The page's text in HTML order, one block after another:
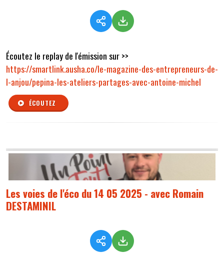
Écoutez le replay de l'émission sur >>
https://smartlink.ausha.co/le-magazine-des-entrepreneurs-de-
l-anjou/pepina-les-ateliers-partages-avec-antoine-michel
ÉCOUTEZ
Les voies de l'éco du 14 05 2025 - avec Romain
DESTAMINIL